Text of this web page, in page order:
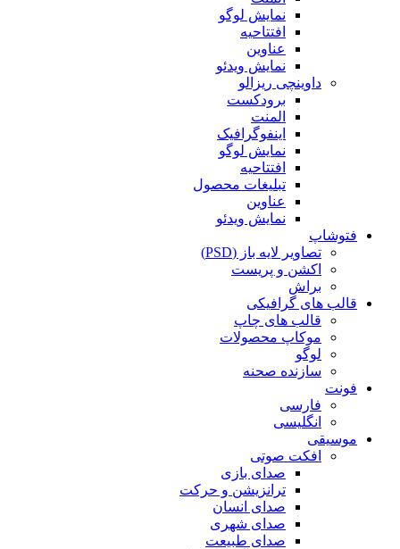
نمایش لوگو
افتتاحیه
عناوین
نمایش ویدئو
داوینچی ریزالو
برودکست
المنت
اینفوگرافیک
نمایش لوگو
افتتاحیه
تبلیغات محصول
عناوین
نمایش ویدئو
فتوشاپ
تصاویر لایه باز (PSD)
اکشن و پریست
براش
قالب های گرافیکی
قالب های چاپ
موکاپ محصولات
لوگو
سازنده صحنه
فونت
فارسی
انگلیسی
موسیقی
افکت صوتی
صدای بازی
ترانزیشن و حرکت
صدای انسان
صدای شهری
صدای طبیعت